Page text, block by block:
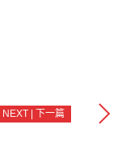
NEXT | 下一篇